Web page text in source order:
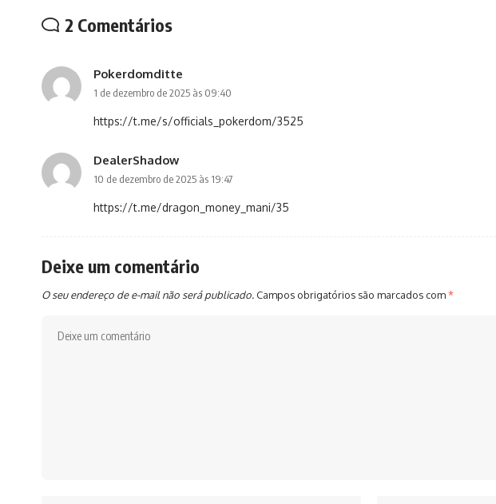
2 Comentários
Pokerdomditte
1 de dezembro de 2025 às 09:40
https://t.me/s/officials_pokerdom/3525
DealerShadow
10 de dezembro de 2025 às 19:47
https://t.me/dragon_money_mani/35
Deixe um comentário
O seu endereço de e-mail não será publicado. Campos obrigatórios são marcados com*